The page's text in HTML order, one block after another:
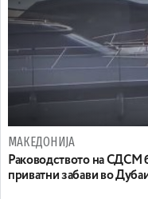
МАКЕДОНИЈА
Раководството на СДСМ
приватни забави во